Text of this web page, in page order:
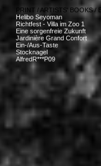
PRINT / ARTISTS' BOOKS /
Helibo Seyoman
Richtfest - Villa im Zoo 1
Eine sorgenfreie Zukunft
Jardinière Grand Confort
Ein-/Aus-Taste
Stocknagel
AlfredR***P09